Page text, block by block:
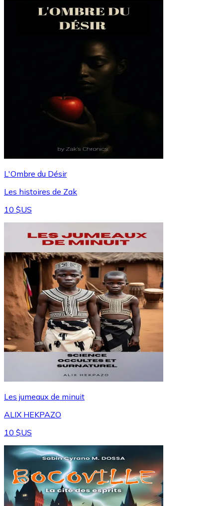
L'Ombre du Désir
Les histoires de Zak
10 $US
Les jumeaux de minuit
ALIX HEKPAZO
10 $US